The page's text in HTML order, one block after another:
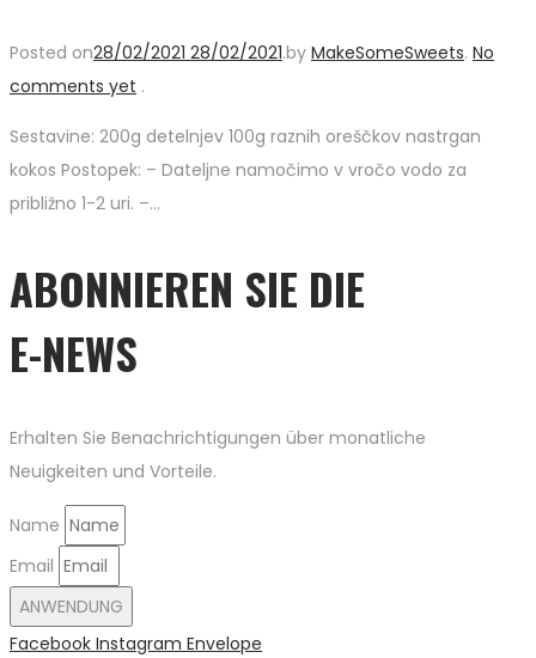
Posted on28/02/2021 28/02/2021.by MakeSomeSweets. No
comments yet .
Sestavine: 200g detelnjev 100g raznih oreščkov nastrgan
kokos Postopek: – Dateljne namočimo v vročo vodo za
približno 1-2 uri. –…
ABONNIEREN SIE DIE
E-NEWS
Erhalten Sie Benachrichtigungen über monatliche
Neuigkeiten und Vorteile.
Name
Email
ANWENDUNG
Facebook Instagram Envelope